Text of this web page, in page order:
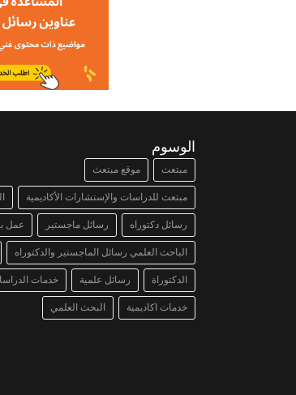
الوسوم
مبتعث موقع مبتعث
مبتعث للدراسات والإستشارات الأكاديمية
رسائل دكتوراه رسائل ماجستير عمل
الباحث العلمي رسائل الماجستير والدكتوراه
الدكتوراة رسائل علمية خدمات
خدمات اكاديمية البحث العلمي